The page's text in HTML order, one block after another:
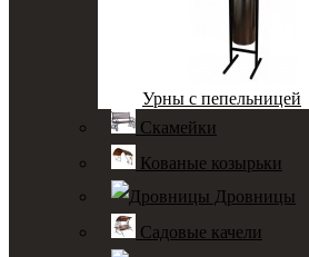
Урны с пепельницей
Скамейки
Кованые козырьки
Дровницы
Садовые качели